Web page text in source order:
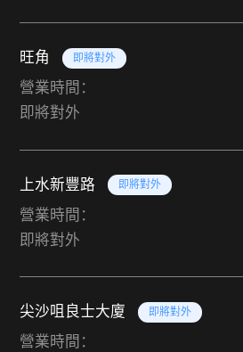
旺角 即將對外
營業時間：
即將對外
上水新豐路 即將對外
營業時間：
即將對外
尖沙咀良士大廈 即將對外
營業時間：